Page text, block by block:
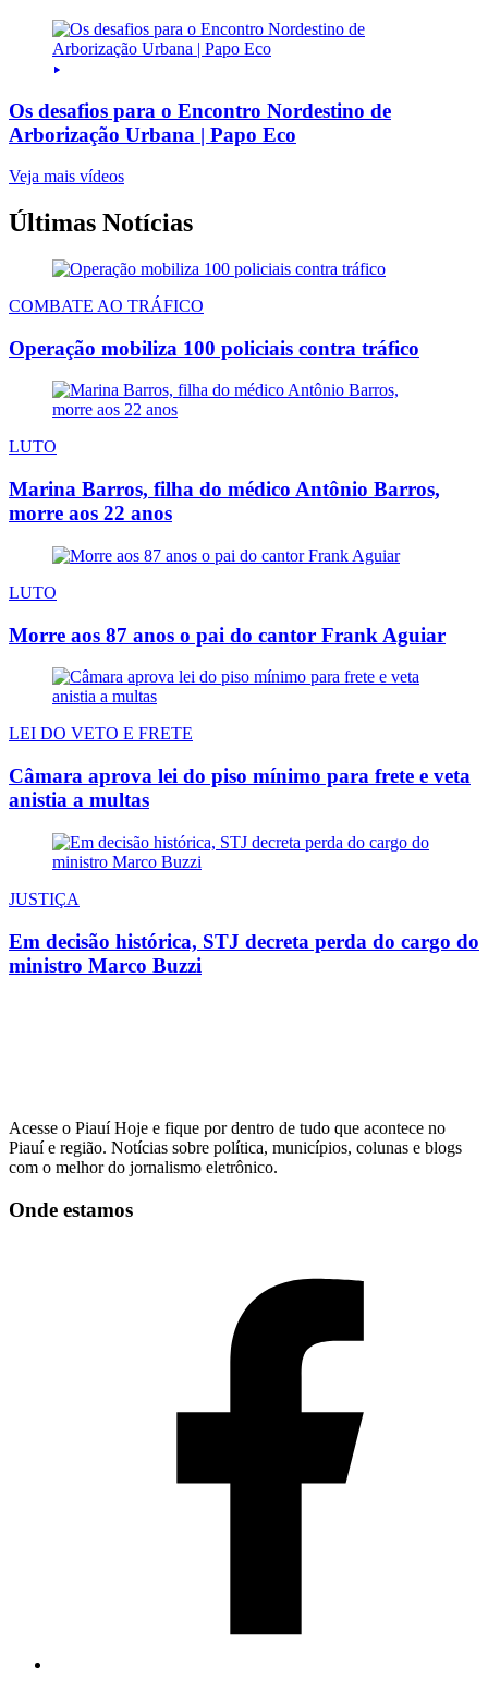
Os desafios para o Encontro Nordestino de
Arborização Urbana | Papo Eco
Veja mais vídeos
Últimas Notícias
COMBATE AO TRÁFICO
Operação mobiliza 100 policiais contra tráfico
LUTO
Marina Barros, filha do médico Antônio Barros,
morre aos 22 anos
LUTO
Morre aos 87 anos o pai do cantor Frank Aguiar
LEI DO VETO E FRETE
Câmara aprova lei do piso mínimo para frete e veta
anistia a multas
JUSTIÇA
Em decisão histórica, STJ decreta perda do cargo do
ministro Marco Buzzi
Acesse o Piauí Hoje e fique por dentro de tudo que acontece no
Piauí e região. Notícias sobre política, municípios, colunas e blogs
com o melhor do jornalismo eletrônico.
Onde estamos